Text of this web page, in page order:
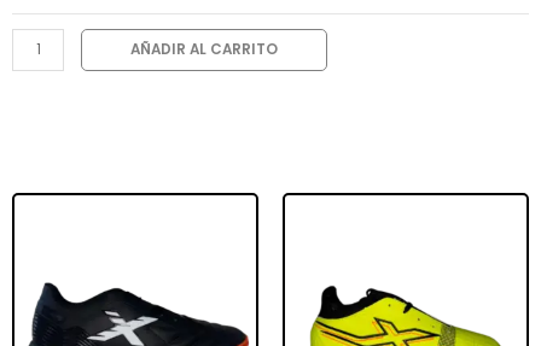
AÑADIR AL CARRITO